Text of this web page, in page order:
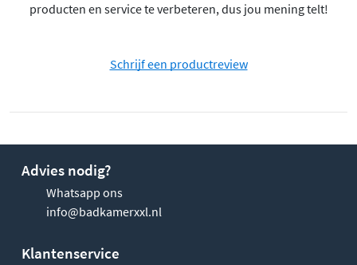
producten en service te verbeteren, dus jou mening telt!
Schrijf een productreview
Advies nodig?
Whatsapp ons
info@badkamerxxl.nl
Klantenservice